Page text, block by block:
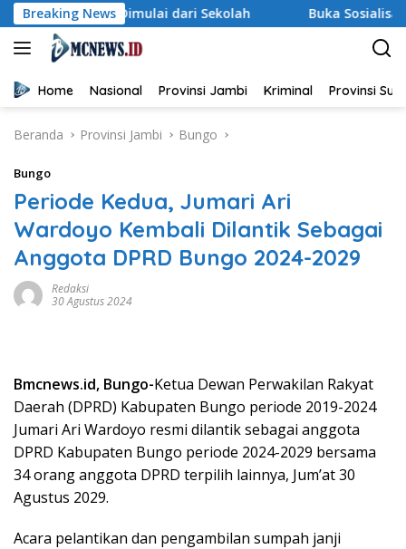
Langsung
ke
konten
Breaking News
Dimulai dari Sekolah Buka Sosialisasi Akbar
Home Nasional Provinsi Jambi Kriminal Provinsi
Beranda Provinsi Jambi Bungo
Bungo
Periode Kedua, Jumari Ari
Wardoyo Kembali Dilantik Sebagai
Anggota DPRD Bungo 2024-2029
Redaksi
30 Agustus 2024
Bmcnews.id, Bungo-Ketua Dewan Perwakilan Rakyat
Daerah (DPRD) Kabupaten Bungo periode 2019-2024
Jumari Ari Wardoyo resmi dilantik sebagai anggota
DPRD Kabupaten Bungo periode 2024-2029 bersama
34 orang anggota DPRD terpilih lainnya, Jum’at 30
Agustus 2029.
Acara pelantikan dan pengambilan sumpah janji